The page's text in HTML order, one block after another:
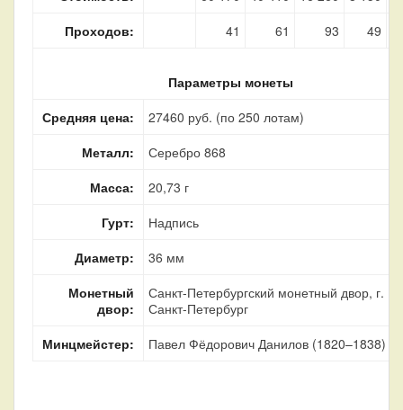
Проходов:
41 61 93 49
Параметры монеты
Средняя цена:
27460 руб. (по 250 лотам)
Металл:
Серебро 868
Масса:
20,73 г
Гурт:
Надпись
Диаметр:
36 мм
Монетный
двор:
Санкт-Петербургский монетный двор, г.
Санкт-Петербург
Минцмейстер:
Павел Фёдорович Данилов (1820–1838)